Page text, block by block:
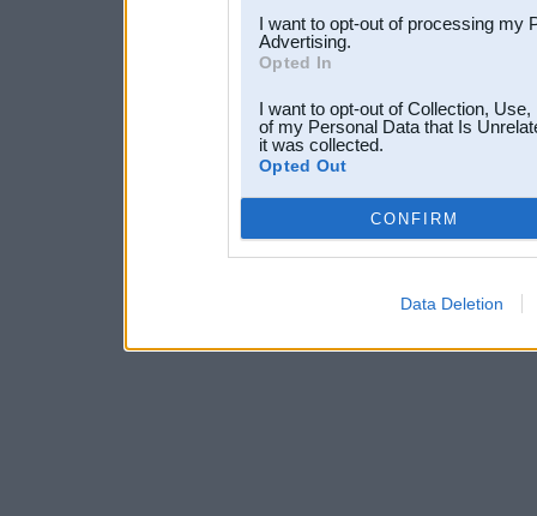
I want to opt-out of processing my
Advertising.
Opted In
I want to opt-out of Collection,
of my Personal Data that Is
it was collected.
Opted Out
CONFIRM
Data Deletion